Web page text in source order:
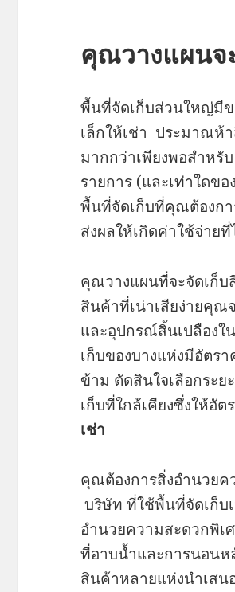
คุณวางแผนจ
พื้นที่จัดเก็บส่วนใหญ่มี
เล็กให้เช่า ประมาณห้
มากกว่าเพียงพอสำหรั
รายการ (และเท่าใดข
พื้นที่จัดเก็บที่คุณต้องก
ส่งผลให้เกิดค่าใช้จ่าย
คุณวางแผนที่จะจัดเก็
สินค้าที่เน่าเสียง่ายคุ
และอุปกรณ์สิ้นเปลืองใ
เก็บของบางแห่งมีอัตร
ข้าม ตัดสินใจเลือกระ
เก็บที่ใกล้เคียงซึ่งให้อั
เช่า
คุณต้องการสิ่งอำนวย
บริษัท ที่ใช้พื้นที่จัดเก็บ
อำนวยความสะดวกพิ
ที่อาบน้ำและการนอน
สินค้าหลายแห่งนำเสน